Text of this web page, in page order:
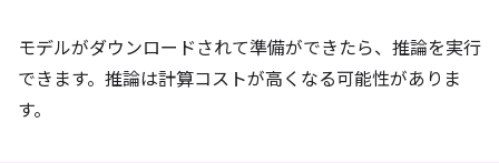
モデルがダウンロードされて準備ができたら、推論を実行
できます。推論は計算コストが高くなる可能性がありま
す。